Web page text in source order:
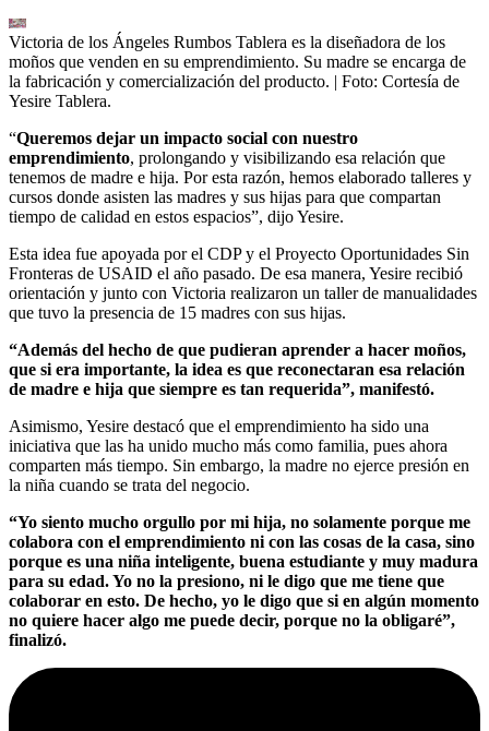
Victoria de los Ángeles Rumbos Tablera es la diseñadora de los
moños que venden en su emprendimiento. Su madre se encarga de
la fabricación y comercialización del producto. | Foto: Cortesía de
Yesire Tablera.
“Queremos dejar un impacto social con nuestro
emprendimiento, prolongando y visibilizando esa relación que
tenemos de madre e hija. Por esta razón, hemos elaborado talleres y
cursos donde asisten las madres y sus hijas para que compartan
tiempo de calidad en estos espacios”, dijo Yesire.
Esta idea fue apoyada por el CDP y el Proyecto Oportunidades Sin
Fronteras de USAID el año pasado. De esa manera, Yesire recibió
orientación y junto con Victoria realizaron un taller de manualidades
que tuvo la presencia de 15 madres con sus hijas.
“Además del hecho de que pudieran aprender a hacer moños,
que si era importante, la idea es que reconectaran esa relación
de madre e hija que siempre es tan requerida”, manifestó.
Asimismo, Yesire destacó que el emprendimiento ha sido una
iniciativa que las ha unido mucho más como familia, pues ahora
comparten más tiempo. Sin embargo, la madre no ejerce presión en
la niña cuando se trata del negocio.
“Yo siento mucho orgullo por mi hija, no solamente porque me
colabora con el emprendimiento ni con las cosas de la casa, sino
porque es una niña inteligente, buena estudiante y muy madura
para su edad. Yo no la presiono, ni le digo que me tiene que
colaborar en esto. De hecho, yo le digo que si en algún momento
no quiere hacer algo me puede decir, porque no la obligaré”,
finalizó.